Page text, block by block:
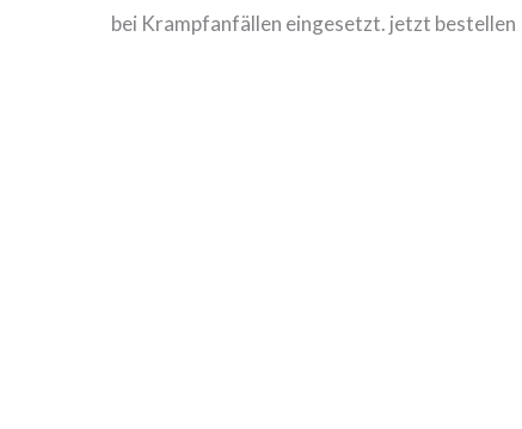
bei Krampfanfällen eingesetzt. jetzt bestellen